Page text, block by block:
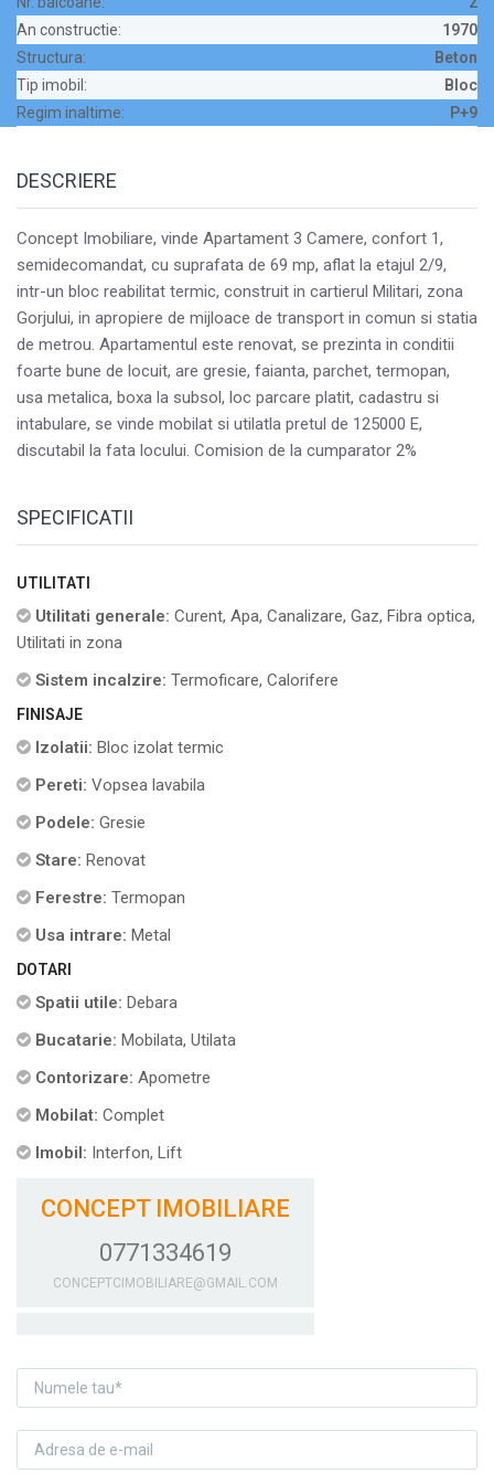
An constructie:
1970
Structura:
Beton
Tip imobil:
Bloc
Regim inaltime:
P+9
DESCRIERE
Concept Imobiliare, vinde Apartament 3 Camere, confort 1,
semidecomandat, cu suprafata de 69 mp, aflat la etajul 2/9,
intr-un bloc reabilitat termic, construit in cartierul Militari, zona
Gorjului, in apropiere de mijloace de transport in comun si statia
de metrou. Apartamentul este renovat, se prezinta in conditii
foarte bune de locuit, are gresie, faianta, parchet, termopan,
usa metalica, boxa la subsol, loc parcare platit, cadastru si
intabulare, se vinde mobilat si utilatla pretul de 125000 E,
discutabil la fata locului. Comision de la cumparator 2%
SPECIFICATII
UTILITATI
Utilitati generale: Curent, Apa, Canalizare, Gaz, Fibra optica,
Utilitati in zona
Sistem incalzire: Termoficare, Calorifere
FINISAJE
Izolatii: Bloc izolat termic
Pereti: Vopsea lavabila
Podele: Gresie
Stare: Renovat
Ferestre: Termopan
Usa intrare: Metal
DOTARI
Spatii utile: Debara
Bucatarie: Mobilata, Utilata
Contorizare: Apometre
Mobilat: Complet
Imobil: Interfon, Lift
CONCEPT IMOBILIARE
0771334619
CONCEPTCIMOBILIARE@GMAIL.COM